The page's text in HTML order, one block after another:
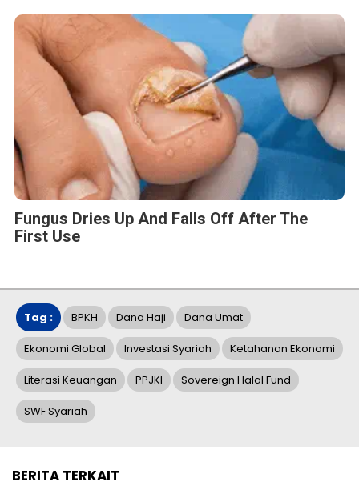
Fungus Dries Up And Falls Off After The
First Use
Tag : BPKH Dana Haji Dana Umat
Ekonomi Global Investasi Syariah Ketahanan Ekonomi
Literasi Keuangan PPJKI Sovereign Halal Fund
SWF Syariah
BERITA TERKAIT